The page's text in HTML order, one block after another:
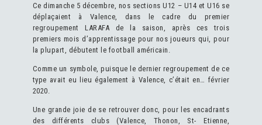
Ce dimanche 5 décembre, nos sections U12 – U14 et U16 se
déplaçaient à Valence, dans le cadre du premier
regroupement LARAFA de la saison, après ces trois
premiers mois d’apprentissage pour nos joueurs qui, pour
la plupart, débutent le football américain.
Comme un symbole, puisque le dernier regroupement de ce
type avait eu lieu également à Valence, c’était en… février
2020.
Une grande joie de se retrouver donc, pour les encadrants
des différents clubs (Valence, Thonon, St- Etienne,